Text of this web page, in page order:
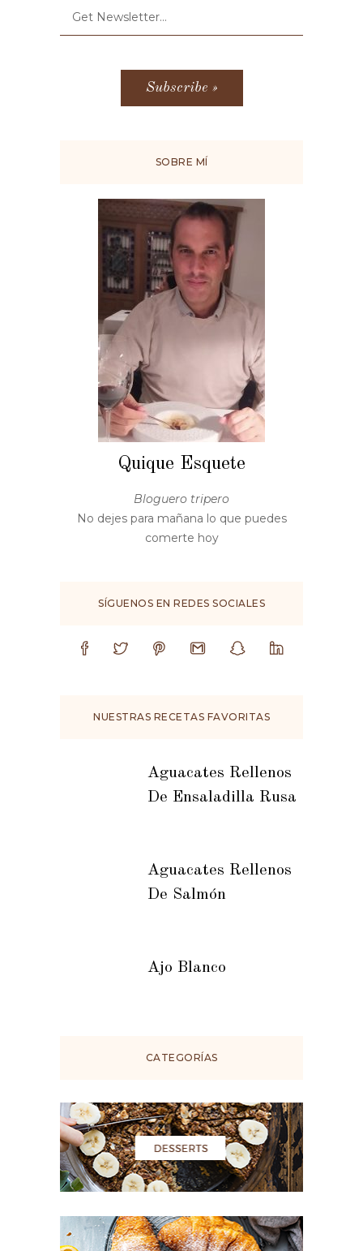
SOBRE MÍ
Quique Esquete
Bloguero tripero
No dejes para mañana lo que puedes
comerte hoy
SÍGUENOS EN REDES SOCIALES
NUESTRAS RECETAS FAVORITAS
Aguacates Rellenos
De Ensaladilla Rusa
Aguacates Rellenos
De Salmón
Ajo Blanco
CATEGORÍAS